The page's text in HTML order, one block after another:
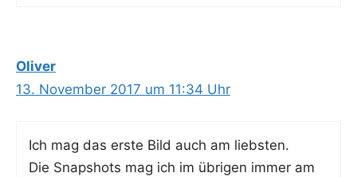
Oliver
13. November 2017 um 11:34 Uhr
Ich mag das ers­te Bild auch am liebsten.
Die Snapshots mag ich im übri­gen immer am